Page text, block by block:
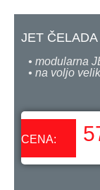
JET
• modularna
• na voljo
CENA: